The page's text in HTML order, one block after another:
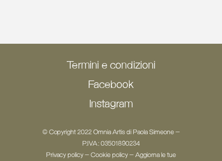
© Copyright 2022 Omnia Artis di Paola Simeone -
P.IVA: 03501890234
Privacy policy - Cookie policy - Aggiorna le tue
Termini e condizioni
Facebook
Instagram